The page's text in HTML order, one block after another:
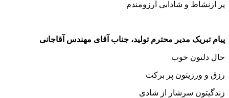
پر ازنشاط و شادابی آرزومندم
پیام تبریک مدیر محترم تولید، جناب آقای مهندس آقاجانی
حال دلتون خوب
رزق و ورزیتون پر برکت
زندگیتون سرشار از شادی